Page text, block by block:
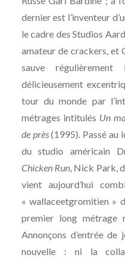
dernier est l’inventeur
le cadre des Studios
amateur de crackers, et
sauve
délicieusement
tour du monde par
métrages intitulés Un
de près(1995). Passé au
du studio américain
Chicken Run, Nick Park,
vient aujourd’hui
« wallaceetgromitien »
premier long métrage
Annonçons d’entrée
nouvelle : ni la